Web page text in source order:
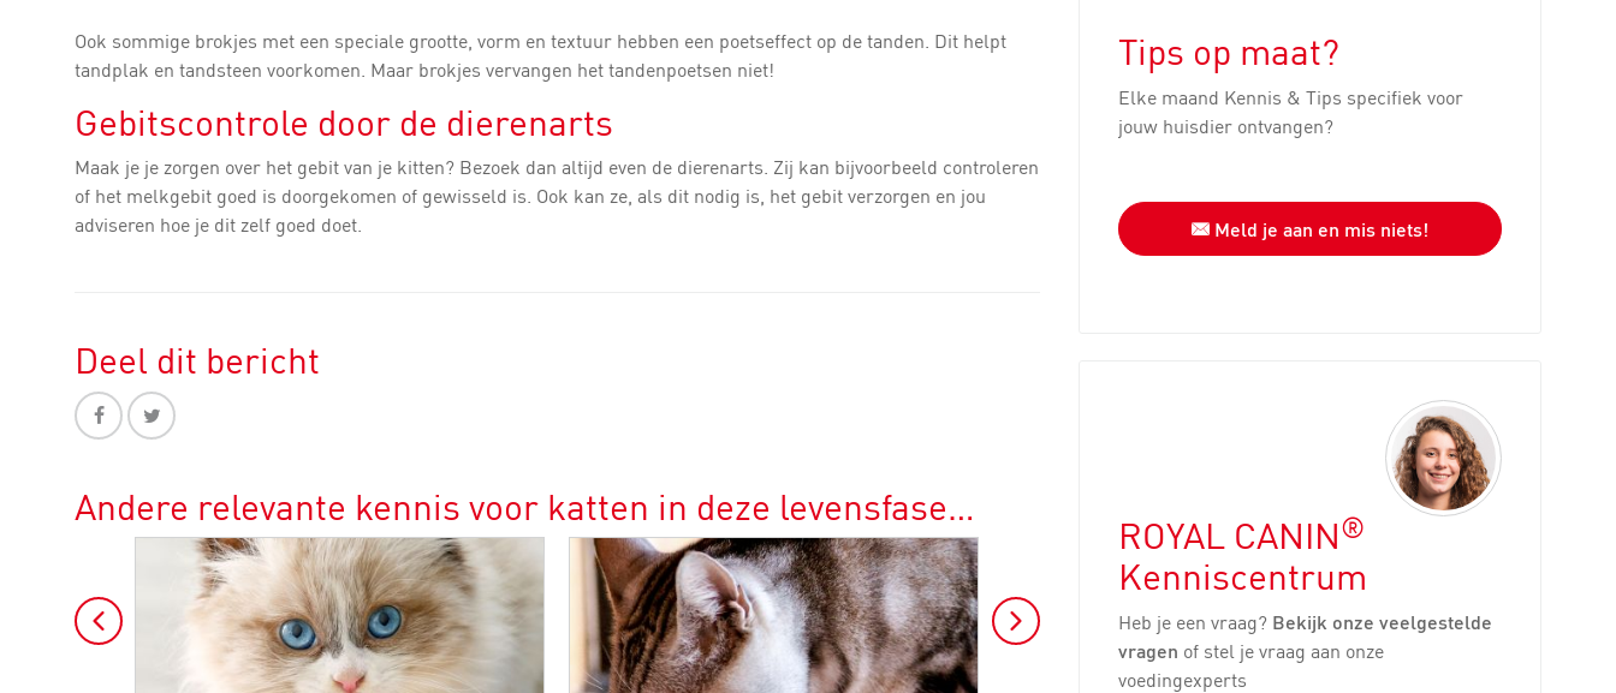
Ook sommige brokjes met een speciale grootte, vorm en textuur hebben een poetseffect op de tanden. Dit helpt
tandplak en tandsteen voorkomen. Maar brokjes vervangen het tandenpoetsen niet!
Gebitscontrole door de dierenarts
Maak je je zorgen over het gebit van je kitten? Bezoek dan altijd even de dierenarts. Zij kan bijvoorbeeld controleren
of het melkgebit goed is doorgekomen of gewisseld is. Ook kan ze, als dit nodig is, het gebit verzorgen en jou
adviseren hoe je dit zelf goed doet.
Deel dit bericht
Andere relevante kennis voor katten in deze levensfase…
Tips op maat?
Elke maand Kennis & Tips specifiek voor
jouw huisdier ontvangen?
Meld je aan en mis niets!
ROYAL CANIN®
Kenniscentrum
Heb je een vraag? Bekijk onze veelgestelde
vragen of stel je vraag aan onze
voedingexperts